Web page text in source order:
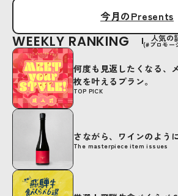
今月のPresents
WEEKLY RANKING 人気の
(#プロモー
TOP PICK
何度も見返したくなる、
枚を叶えるプラン。
The masterpiece item issues
さながら、ワインのように